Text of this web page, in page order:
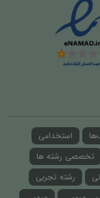
استخدامی
تخصصی رشته ها
رشته تجربی